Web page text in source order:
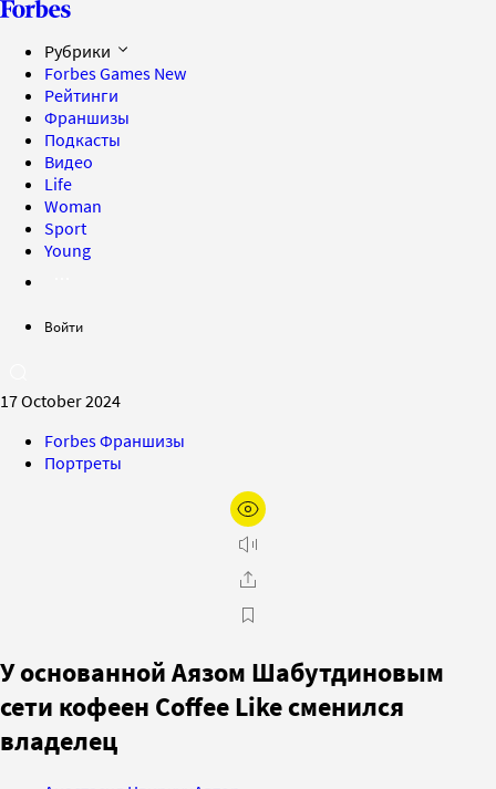
Рубрики
Forbes Games New
Рейтинги
Франшизы
Подкасты
Видео
Life
Woman
Sport
Young
Войти
17 October 2024
Forbes Франшизы
Портреты
У основанной Аязом Шабутдиновым
сети кофеен Coffee Like сменился
владелец